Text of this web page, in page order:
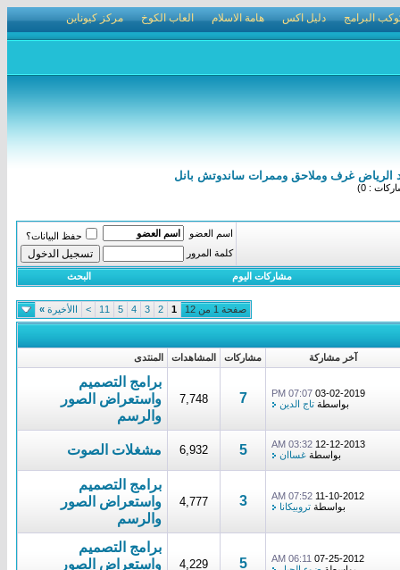
البرامج دليل اكس هامة الاسلام العاب الكوخ مركز كيوناين
: 0)
اسم العضو
حفظ البيانات؟
كلمة المرور
مشاركات اليوم البحث
صفحة 1 من 12 1
2
3
4
5
11
> االأخيرة »
آخر مشاركة مشاركات المشاهدات المنتدى
03-02-2019
07:07 PM
بواسطة تاج الدين 7
7,748
برامج التصميم
واستعراض الصور
والرسم
12-12-2013
03:32 AM
بواسطة غساان 5
6,932 مشغلات الصوت
11-10-2012
07:52 AM
بواسطة تروبيكانا 3
4,777
برامج التصميم
واستعراض الصور
والرسم
07-25-2012
06:11 AM
5
4,229
برامج التصميم
واستعراض الصور